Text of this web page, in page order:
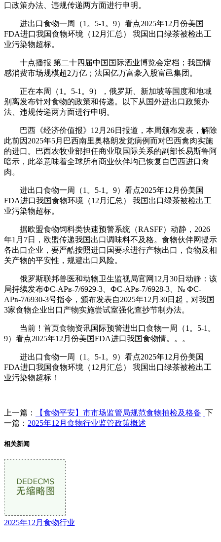
口政策办法、违规传递两方面进行申明。
进出口食物一周（1。5-1。9）看点2025年12月份美国
FDA进口我国食物环境（12月汇总） 我国出口绿茶被检出工
业污染物超标。
十点播报 第二十四届中国国际酒业博览会定档；我国情
感消费市场规模超2万亿；法国亿万富豪入股富邑集团。
正在本周（1。5-1。9），俄罗斯、新加坡等国度和地域
别离发布针对食物的政策和传递。以下从国外进出口政策办
法、违规传递两方面进行申明。
巴西《经济价值报》12月26日报道，本周颁布发表，解除
此前因2025年5月巴西南里奥格朗发觉病例而对巴西禽肉实施
的进口。巴西农牧业部担任商业取国际关系的副部长易斯鲁阿
暗示，此举意味着全球所有商业伙伴均已恢复自巴西进口禽
肉。
进出口食物一周（1。5-1。9）看点2025年12月份美国
FDA进口我国食物环境（12月汇总） 我国出口绿茶被检出工
业污染物超标。
据欧盟食物饲料类快速预警系统（RASFF）动静，2026
年1月7日，欧盟传递我国出口调味料不及格。食物伙伴网提示
各出口企业，要严酷按照进口国要求进行产物出口，食物及相
关产物的平安性，规避出口风险。
俄罗斯联邦兽医和动物卫生监视局官网12月30日动静：该
局持续发布ФС-АРв-7/6929-3、ФС-АРв-7/6928-3、№ ФС-
АРв-7/6930-3号指令，颁布发表自2025年12月30日起，对我国
3家食物企业出口产物实施尝试室强化查抄节制办法。
当前！首页食物资讯国际预警进出口食物一周（1。5-1。
9）看点2025年12月份美国FDA进口我国食物情。。。
进出口食物一周（1。5-1。9）看点2025年12月份美国
FDA进口我国食物环境（12月汇总） 我国出口绿茶被检出工
业污染物超标！
上一篇： 【食物平安】市市场监管局规范食物抽检及格备 下
一篇： 2025年12月食物行业监管政策概述
相关新闻
2025年12月食物行业